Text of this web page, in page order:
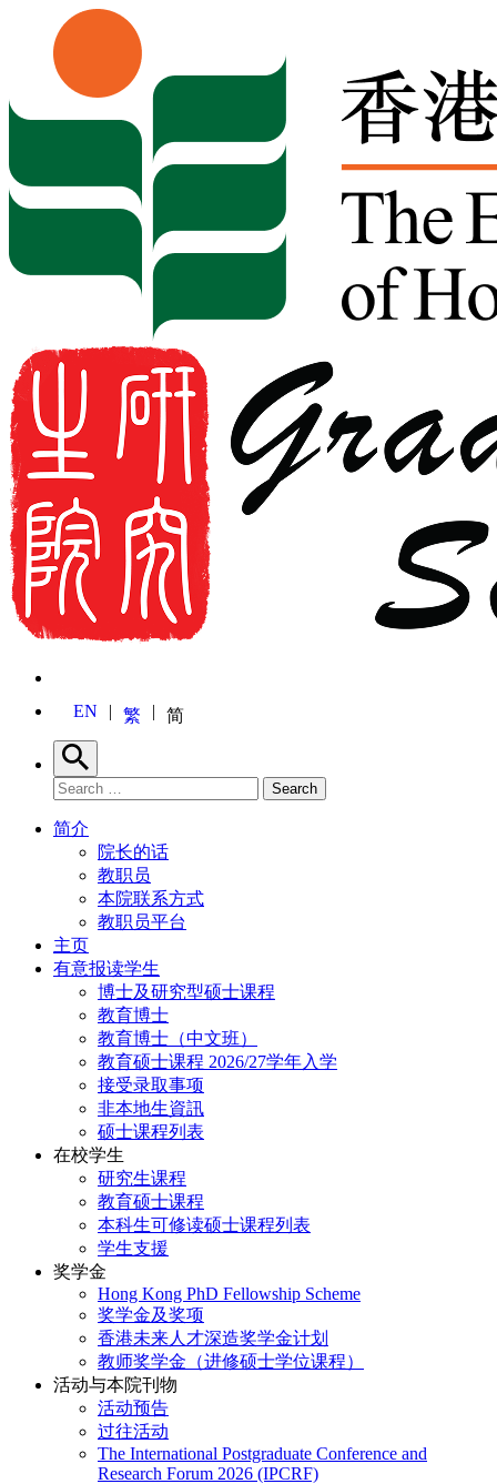
Skip to content
EN 繁 简
Search
Search for: Search
简介
院长的话
教职员
本院联系方式
教职员平台
主页
有意报读学生
博士及研究型硕士课程
教育博士
教育博士（中文班）
教育硕士课程 2026/27学年入学
接受录取事项
非本地生資訊
硕士课程列表
在校学生
研究生课程
教育硕士课程
本科生可修读硕士课程列表
学生支援
奖学金
Hong Kong PhD Fellowship Scheme
奖学金及奖项
香港未来人才深造奖学金计划
教师奖学金（进修硕士学位课程）
活动与本院刊物
活动预告
过往活动
The International Postgraduate Conference and
Research Forum 2026 (IPCRF)